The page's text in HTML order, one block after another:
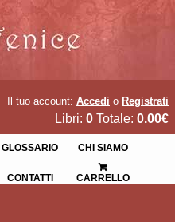
Il tuo account: Accedi o Registrati
Libri: 0 Totale: 0.00€
GLOSSARIO CHI SIAMO
CONTATTI CARRELLO